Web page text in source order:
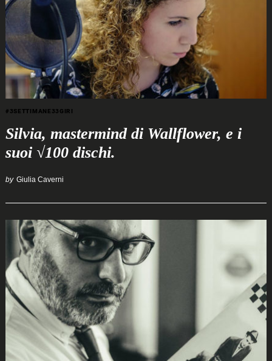
#3SETTIMANE33GIRI
Silvia, mastermind di Wallflower, e i
suoi √100 dischi.
by Giulia Caverni